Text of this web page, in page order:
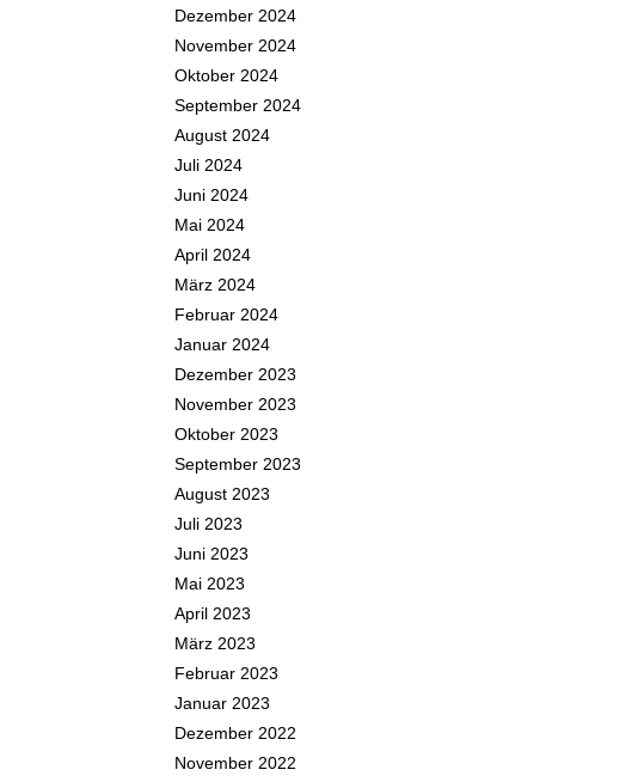
Dezember 2024
November 2024
Oktober 2024
September 2024
August 2024
Juli 2024
Juni 2024
Mai 2024
April 2024
März 2024
Februar 2024
Januar 2024
Dezember 2023
November 2023
Oktober 2023
September 2023
August 2023
Juli 2023
Juni 2023
Mai 2023
April 2023
März 2023
Februar 2023
Januar 2023
Dezember 2022
November 2022